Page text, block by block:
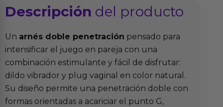
Descripción del producto
Un arnés doble penetración pensado para
intensificar el juego en pareja con una
combinación estimulante y fácil de disfrutar:
dildo vibrador y plug vaginal en color natural.
Su diseño permite una penetración doble con
formas orientadas a acariciar el punto G,